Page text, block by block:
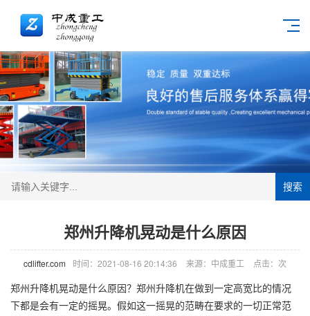
搜索
郑州升降机晃动是什么原因
cdlifter.com 时间：2021-08-16 20:14:36 来源：中成重工 点击： 次
郑州升降机晃动是什么原因？郑州升降机在做到一定高宽比的情况
下都是会有一定的摇晃。假如这一摇晃的范畴在要求的一切正常范